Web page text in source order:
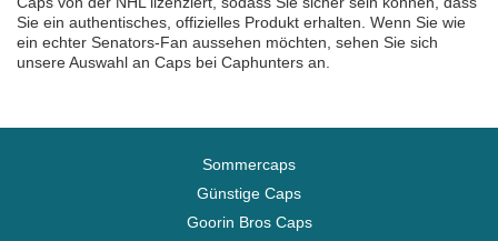
Sie ein authentisches, offizielles Produkt erhalten. Wenn Sie wie
ein echter Senators-Fan aussehen möchten, sehen Sie sich
unsere Auswahl an Caps bei Caphunters an.
Sommercaps
Günstige Caps
Goorin Bros Caps